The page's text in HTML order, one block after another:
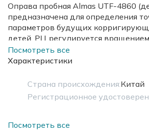
Оправа пробная Almas UTF-4860
предназначена для определения
параметров будущих
детей. РЦ регулируется
центре оправы, шаг изменения РЦ -
Посмотреть все
Характеристики
Страна происхождения:Китай
Регистрационное
Посмотреть все